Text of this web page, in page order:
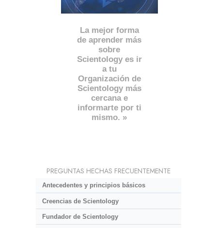
La mejor forma
de aprender más
sobre
Scientology es ir
a tu
Organización de
Scientology más
cercana e
informarte por ti
mismo. »
PREGUNTAS HECHAS FRECUENTEMENTE
Antecedentes y principios básicos
Creencias de Scientology
Fundador de Scientology